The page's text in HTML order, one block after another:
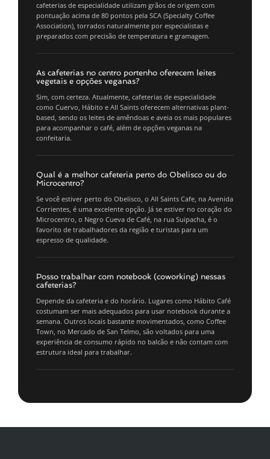
cafeterias de especialidade utilizam grãos de origem com
pontuação acima de 80 pontos pela SCA (Specialty Coffee
Association), torrados naturalmente por especialistas e
preparados com precisão de temperatura e gramagem.
As cafeterias no centro portenho oferecem leites
vegetais e opções veganas?
Sim, com certeza. Atualmente, cafeterias de especialidade
como Cuervo, Hábito e All Saints oferecem alternativas plant-
based, sendo os leites de amêndoas e aveia os mais populares
para acompanhar o café, além de opções veganas na
confeitaria.
Qual é a melhor cafeteria perto do Obelisco ou do
Microcentro?
Se você estiver perto do Obelisco, o All Saints Cafe, na Avenida
Corrientes, é uma excelente opção. Já se estiver no coração do
Microcentro, o Negro Cueva de Café, na rua Suipacha, é o
favorito de trabalhadores da região e turistas para um
espresso de qualidade.
Posso trabalhar com notebook (coworking) nessas
cafeterias?
Depende da cafeteria e do horário. Lugares como Hábito Café
costumam ser mais adequados para usar notebook durante a
semana. Outros locais bastante movimentados, como Coffee
Town, no Mercado de San Telmo, são voltados para uma
experiência de consumo rápido no balcão e não contam com
estrutura ideal para trabalhar.